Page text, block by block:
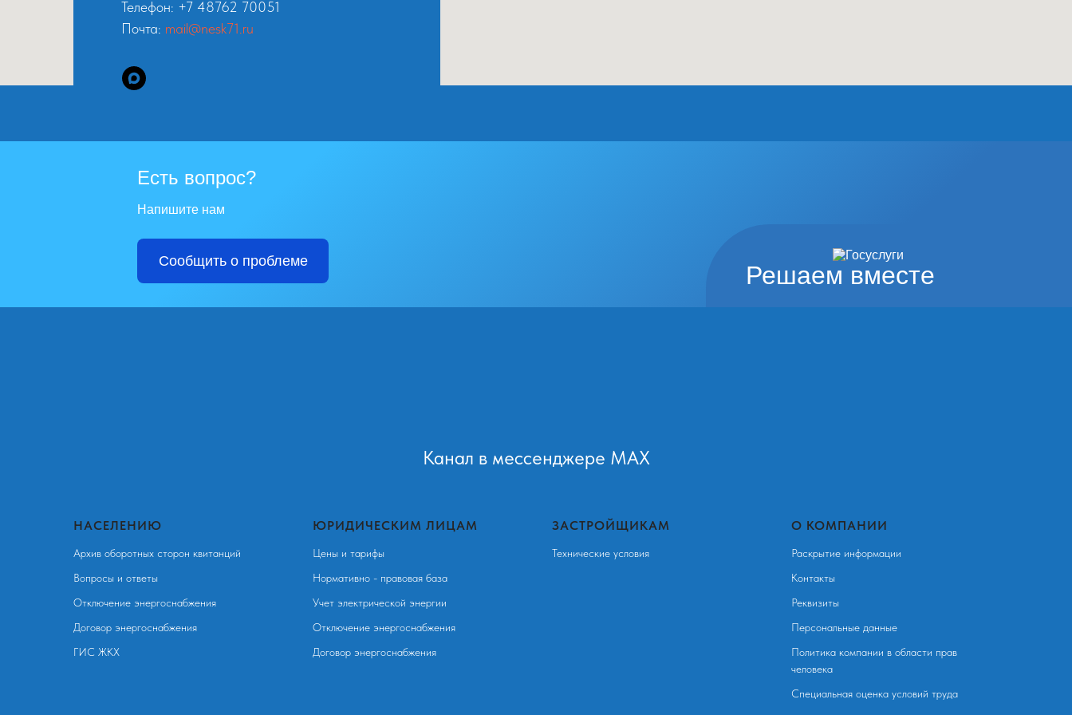
Телефон: +7 48762 70051
Почта: mail@nesk71.ru
Решаем вместе
Есть вопрос?
Напишите нам
Сообщить о проблеме
Канал в мессенджере MAX
НАСЕЛЕНИЮ
Архив оборотных сторон квитанций
Вопросы и ответы
Отключение энергоснабжения
Договор энергоснабжения
ГИС ЖКХ
ЮРИДИЧЕСКИМ ЛИЦАМ
Цены и тарифы
Нормативно - правовая база
Учет электрической энергии
Отключение энергоснабжения
Договор энергоснабжения
ЗАСТРОЙЩИКАМ
Технические условия
О КОМПАНИИ
Раскрытие информации
Контакты
Реквизиты
Персональные данные
Политика компании в области прав
человека
Специальная оценка условий труда